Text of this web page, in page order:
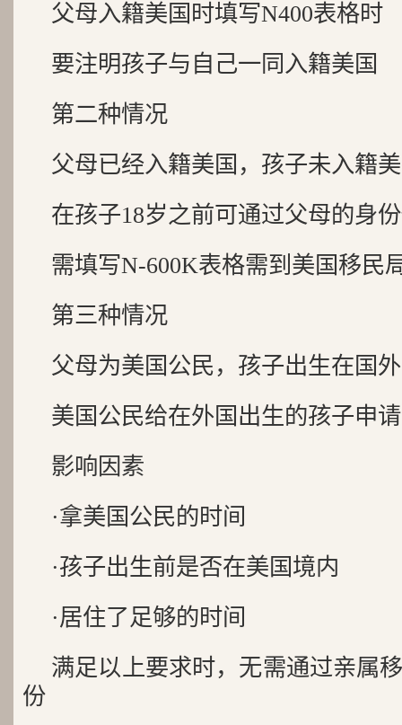
父母入籍美国时填写N400表格时
要注明孩子与自己一同入籍美国
第二种情况
父母已经入籍美国，孩子未入籍
在孩子18岁之前可通过父母的身
需填写N-600K表格需到美国移民
第三种情况
父母为美国公民，孩子出生在国外
美国公民给在外国出生的孩子申
影响因素
·拿美国公民的时间
·孩子出生前是否在美国境内
·居住了足够的时间
满足以上要求时，无需通过亲属
份